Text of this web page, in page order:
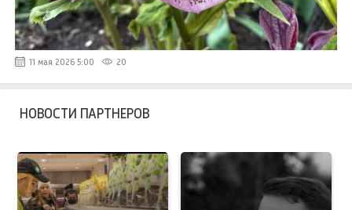
11 мая 2026 5:00 20
НОВОСТИ ПАРТНЕРОВ